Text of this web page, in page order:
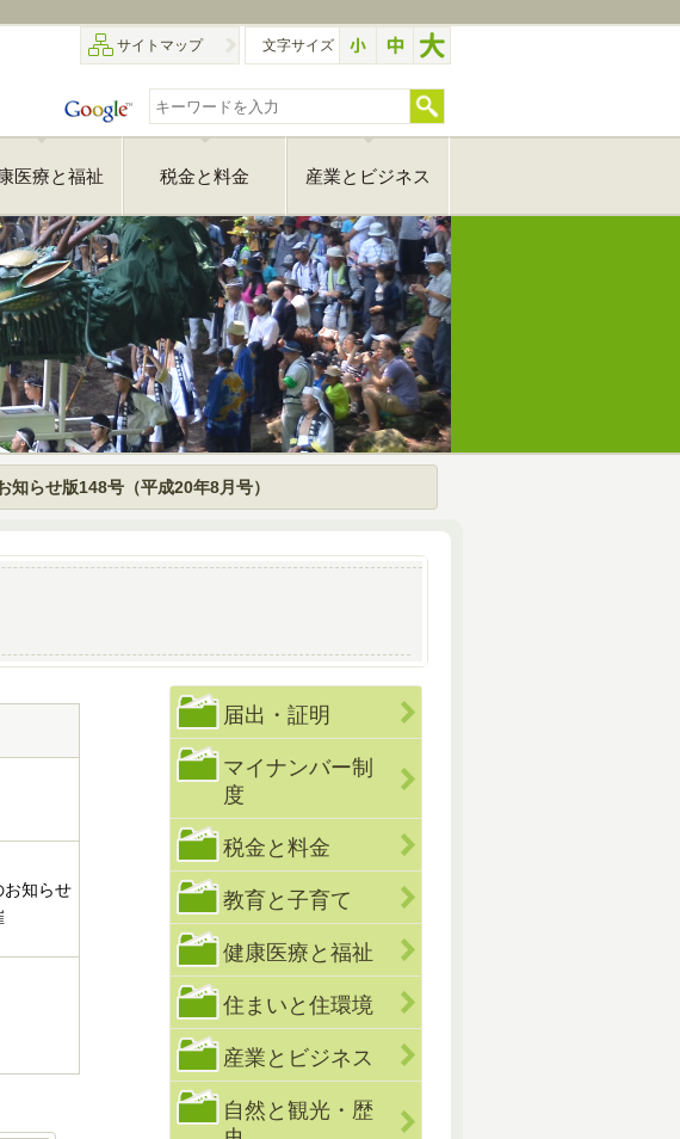
サイトマップ 文字サイズ
医療と福祉 税金と料金 産業とビジネス
知らせ版148号（平成20年8月号）
お知らせ
届出・証明
マイナンバー制
度
税金と料金
教育と子育て
健康医療と福祉
住まいと住環境
産業とビジネス
自然と観光・歴